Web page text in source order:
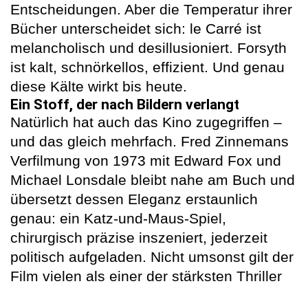
Entscheidungen. Aber die Temperatur ihrer
Bücher unterscheidet sich: le Carré ist
melancholisch und desillusioniert. Forsyth
ist kalt, schnörkellos, effizient. Und genau
diese Kälte wirkt bis heute.
Ein Stoff, der nach Bildern verlangt
Natürlich hat auch das Kino zugegriffen –
und das gleich mehrfach. Fred Zinnemans
Verfilmung von 1973 mit Edward Fox und
Michael Lonsdale bleibt nahe am Buch und
übersetzt dessen Eleganz erstaunlich
genau: ein Katz-und-Maus-Spiel,
chirurgisch präzise inszeniert, jederzeit
politisch aufgeladen. Nicht umsonst gilt der
Film vielen als einer der stärksten Thriller